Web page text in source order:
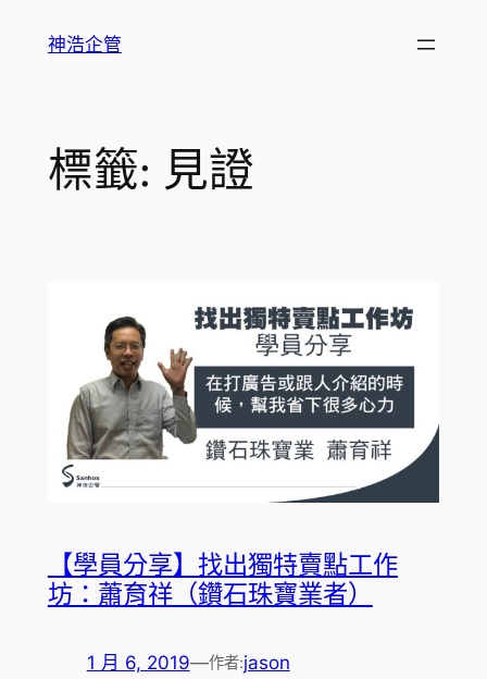
神浩企管
標籤: 見證
【學員分享】找出獨特賣點工作
坊：蕭育祥（鑽石珠寶業者）
1 月 6, 2019—作者:jason